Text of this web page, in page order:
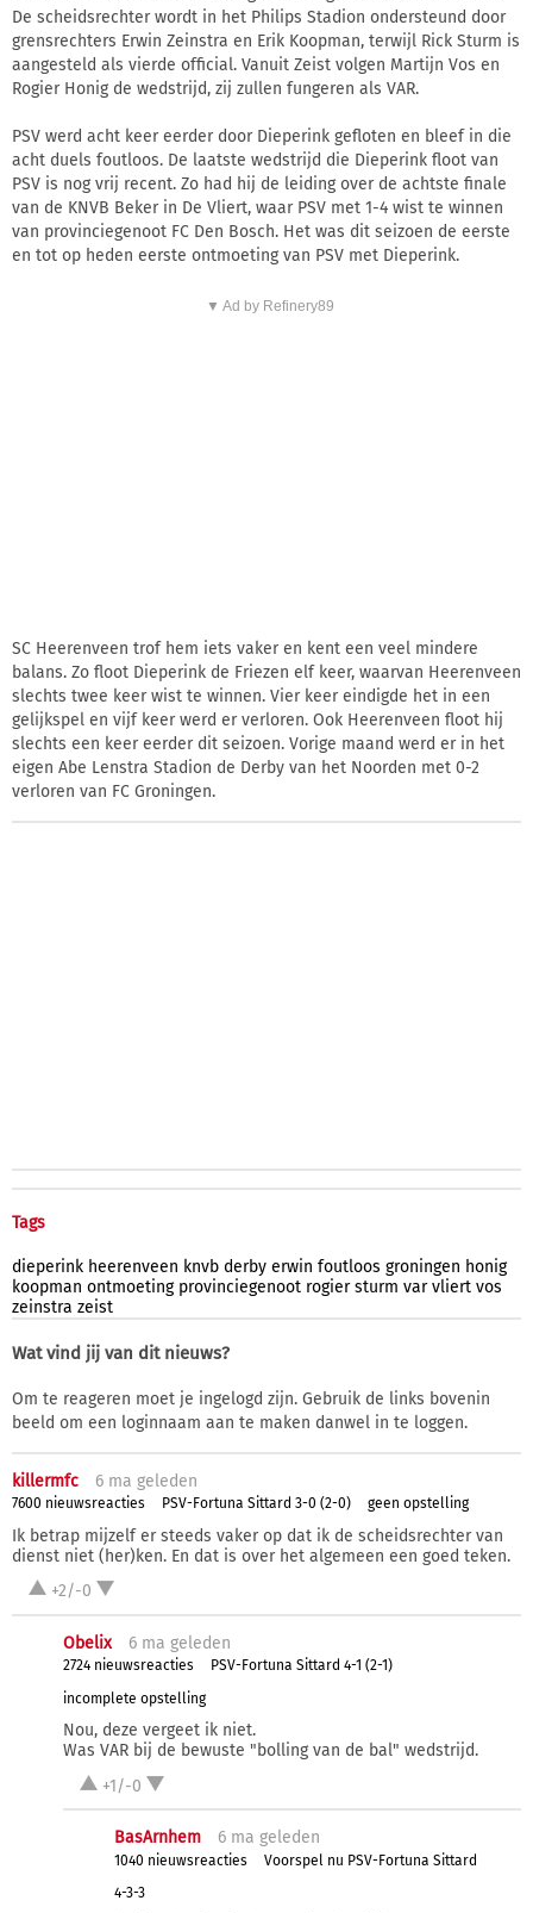
De scheidsrechter wordt in het Philips Stadion ondersteund door
grensrechters Erwin Zeinstra en Erik Koopman, terwijl Rick Sturm is
aangesteld als vierde official. Vanuit Zeist volgen Martijn Vos en
Rogier Honig de wedstrijd, zij zullen fungeren als VAR.
PSV werd acht keer eerder door Dieperink gefloten en bleef in die
acht duels foutloos. De laatste wedstrijd die Dieperink floot van
PSV is nog vrij recent. Zo had hij de leiding over de achtste finale
van de KNVB Beker in De Vliert, waar PSV met 1-4 wist te winnen
van provinciegenoot FC Den Bosch. Het was dit seizoen de eerste
en tot op heden eerste ontmoeting van PSV met Dieperink.
▼ Ad by Refinery89
SC Heerenveen trof hem iets vaker en kent een veel mindere
balans. Zo floot Dieperink de Friezen elf keer, waarvan Heerenveen
slechts twee keer wist te winnen. Vier keer eindigde het in een
gelijkspel en vijf keer werd er verloren. Ook Heerenveen floot hij
slechts een keer eerder dit seizoen. Vorige maand werd er in het
eigen Abe Lenstra Stadion de Derby van het Noorden met 0-2
verloren van FC Groningen.
Tags
dieperink heerenveen knvb derby erwin foutloos groningen honig
koopman ontmoeting provinciegenoot rogier sturm var vliert vos
zeinstra zeist
Wat vind jij van dit nieuws?
Om te reageren moet je ingelogd zijn. Gebruik de links bovenin
beeld om een loginnaam aan te maken danwel in te loggen.
killermfc 6 ma geleden
7600 nieuwsreacties PSV-Fortuna Sittard 3-0 (2-0) geen opstelling
Ik betrap mijzelf er steeds vaker op dat ik de scheidsrechter van
dienst niet (her)ken. En dat is over het algemeen een goed teken.
+2/-0
Obelix 6 ma geleden
2724 nieuwsreacties
PSV-Fortuna Sittard 4-1 (2-1)
incomplete opstelling
Nou, deze vergeet ik niet.
Was VAR bij de bewuste "bolling van de bal" wedstrijd.
+1/-0
BasArnhem 6 ma geleden
1040 nieuwsreacties
Voorspel nu PSV-Fortuna Sittard
4-3-3